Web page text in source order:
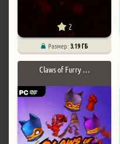
2
Размер:3.19 ГБ
Claws of Furry …